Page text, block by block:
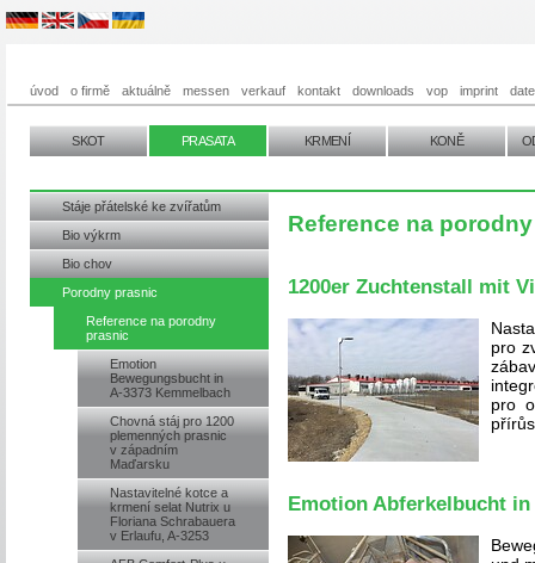
úvod o firmě aktuálně messen verkauf kontakt downloads vop imprint
SKOT PRASATA KRMENÍ KONĚ
Stáje přátelské ke zvířatům
Bio výkrm
Bio chov
Porodny prasnic
Reference na porodny
prasnic
Emotion
Bewegungsbucht in
A-3373 Kemmelbach
Chovná stáj pro 1200
plemenných prasnic
v západním
Maďarsku
Nastavitelné kotce a
krmení selat Nutrix u
Floriana Schrabauera
v Erlaufu, A-3253
Reference na
1200er Zuchtenstall mit
pro
pro
Emotion Abferkelbucht in